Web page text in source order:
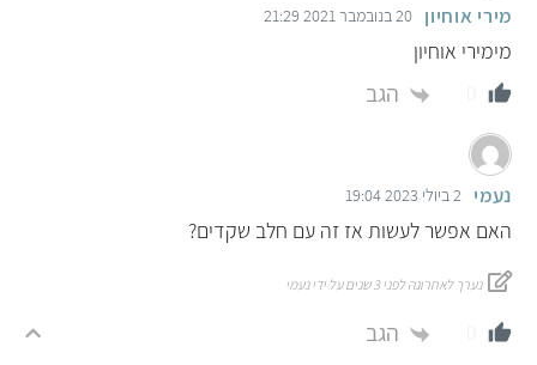
מירי אוחיון 20 בנובמבר 2021 21:29
מימירי אוחיון
הגב
נעמי 2 ביולי 2023 19:04
האם אפשר לעשות אז זה עם חלב שקדים?
נערך לאחרונה לפני 3 שנים על ידי נעמי
הגב